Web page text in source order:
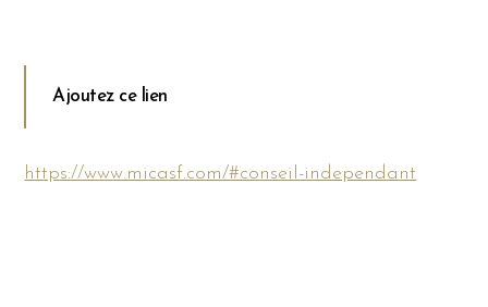
Ajoutez ce lien
https://www.micasf.com/#conseil-independant